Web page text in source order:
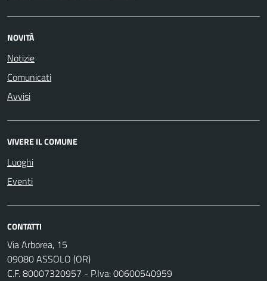
NOVITÀ
Notizie
Comunicati
Avvisi
VIVERE IL COMUNE
Luoghi
Eventi
CONTATTI
Via Arborea, 15
09080 ASSOLO (OR)
C.F. 80007320957 - P.Iva: 00600540959